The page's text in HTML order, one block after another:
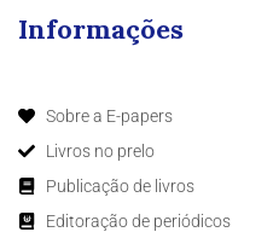
Informações
Sobre a E-papers
Livros no prelo
Publicação de livros
Editoração de periódicos